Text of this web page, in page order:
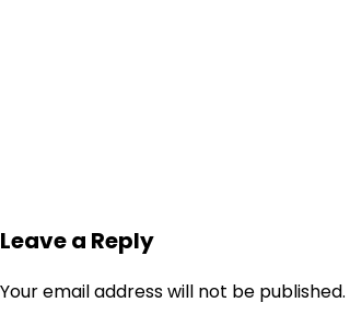
Leave a Reply
Your email address will not be published.